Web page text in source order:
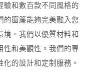
驗和數百款不同風格的
的窗簾能夠完美融入您
境。我們以優質材料和
性和美觀性。我們的專
的設計和定制服務。